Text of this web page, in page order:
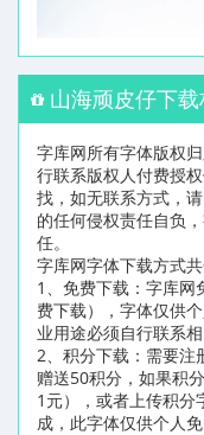
山海顽皮仔下
字库网所有字体版权
行联系版权人付费授
找，如无联系方式，
的任何侵权责任自负
任。
字库网字体下载方式共
1、免费下载：字库网
费下载），字体仅供
业用途必须自行联系
2、积分下载：需要注
赠送50积分，如果积
1元），或者上传积分
成，此字体仅供个人